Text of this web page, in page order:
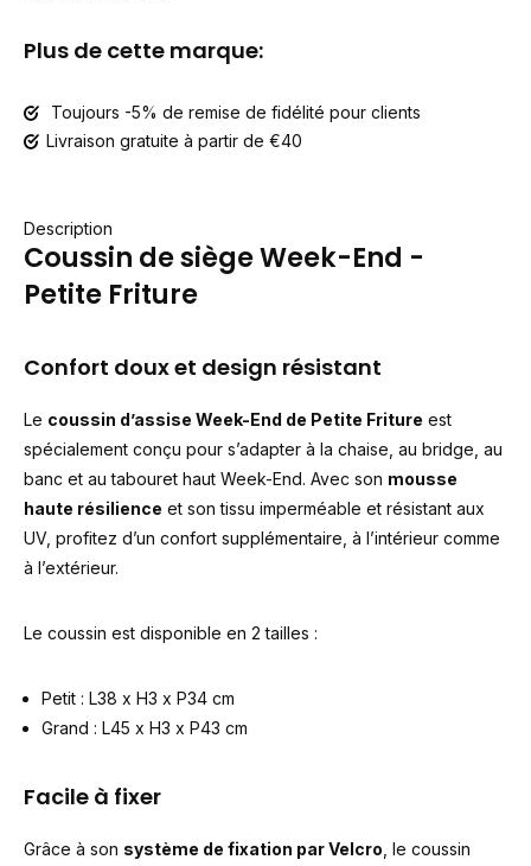
Plus de cette marque:
Toujours -5% de remise de fidélité pour clients
Livraison gratuite à partir de €40
Description
Coussin de siège Week-End -
Petite Friture
Confort doux et design résistant
Le coussin d’assise Week-End de Petite Friture est
spécialement conçu pour s’adapter à la chaise, au bridge, au
banc et au tabouret haut Week-End. Avec son mousse
haute résilience et son tissu imperméable et résistant aux
UV, profitez d’un confort supplémentaire, à l’intérieur comme
à l’extérieur.
Le coussin est disponible en 2 tailles :
Petit : L38 x H3 x P34 cm
Grand : L45 x H3 x P43 cm
Facile à fixer
Grâce à son système de fixation par Velcro , le coussin